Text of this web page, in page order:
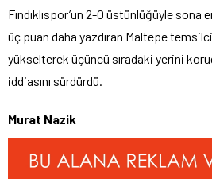
Fındıklıspor’un 2-0 üstünlüğüyle sona
üç puan daha yazdıran Maltepe
yükselterek üçüncü sıradaki yerini
iddiasını sürdürdü.
Murat Nazik